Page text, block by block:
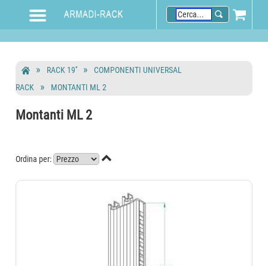
RACK 19''
COMPONENTI UNIVERSAL
RACK
MONTANTI ML 2
Montanti ML 2
Ordina per: 